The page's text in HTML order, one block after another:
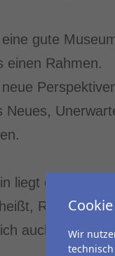
gute
Rahmen.
Neues,
liegt eine
Räume zu
auch mal
Wir